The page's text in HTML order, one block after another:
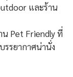
และร้าน
น Pet Friendly ที่
รยากาศน่านั่ง